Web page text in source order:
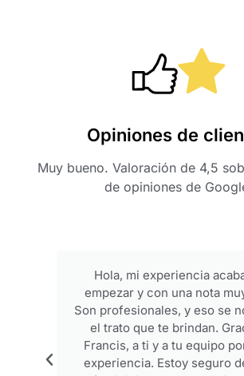
Opiniones de
Muy bueno. Valoración de 4,5
de opiniones de
Hola, mi experiencia
empezar y con una nota
Son profesionales, y eso se
el trato que te brindan.
Francis, a ti y a tu equipo
experiencia. Estoy seguro